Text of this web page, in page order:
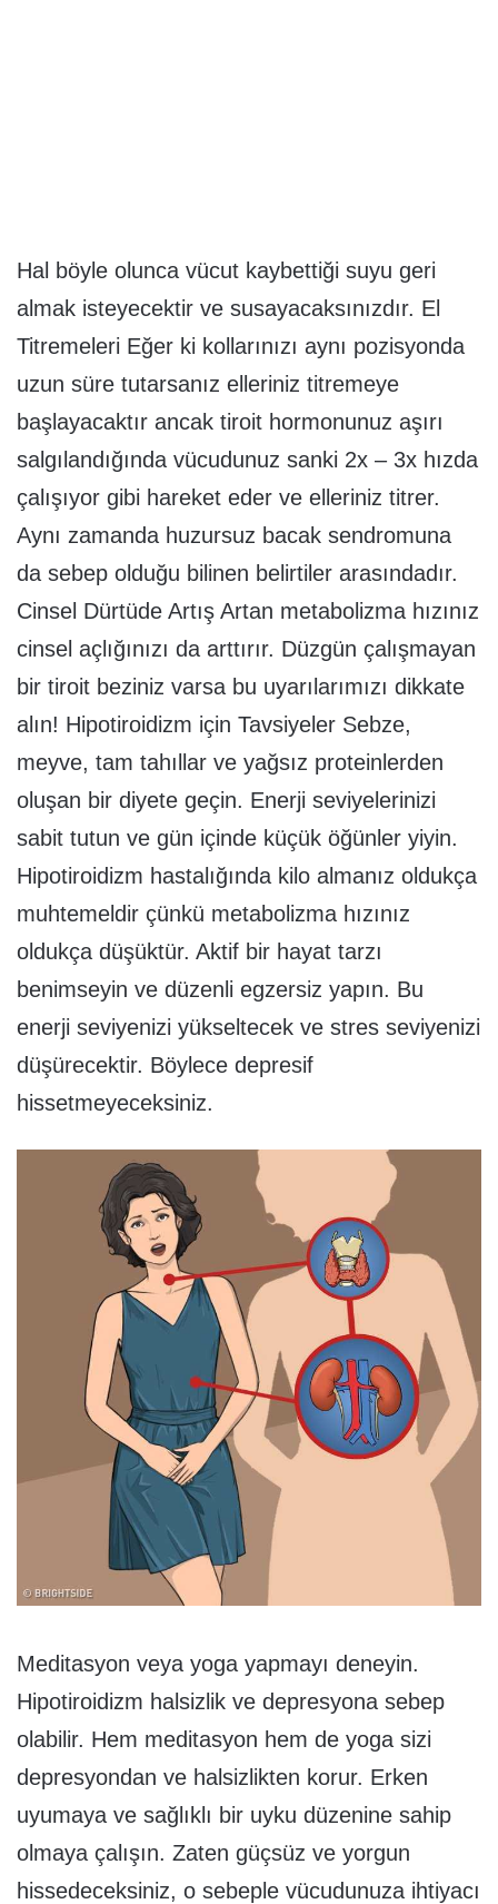
Hal böyle olunca vücut kaybettiği suyu geri
almak isteyecektir ve susayacaksınızdır. El
Titremeleri Eğer ki kollarınızı aynı pozisyonda
uzun süre tutarsanız elleriniz titremeye
başlayacaktır ancak tiroit hormonunuz aşırı
salgılandığında vücudunuz sanki 2x – 3x hızda
çalışıyor gibi hareket eder ve elleriniz titrer.
Aynı zamanda huzursuz bacak sendromuna
da sebep olduğu bilinen belirtiler arasındadır.
Cinsel Dürtüde Artış Artan metabolizma hızınız
cinsel açlığınızı da arttırır. Düzgün çalışmayan
bir tiroit beziniz varsa bu uyarılarımızı dikkate
alın! Hipotiroidizm için Tavsiyeler Sebze,
meyve, tam tahıllar ve yağsız proteinlerden
oluşan bir diyete geçin. Enerji seviyelerinizi
sabit tutun ve gün içinde küçük öğünler yiyin.
Hipotiroidizm hastalığında kilo almanız oldukça
muhtemeldir çünkü metabolizma hızınız
oldukça düşüktür. Aktif bir hayat tarzı
benimseyin ve düzenli egzersiz yapın. Bu
enerji seviyenizi yükseltecek ve stres seviyenizi
düşürecektir. Böylece depresif
hissetmeyeceksiniz.
Meditasyon veya yoga yapmayı deneyin.
Hipotiroidizm halsizlik ve depresyona sebep
olabilir. Hem meditasyon hem de yoga sizi
depresyondan ve halsizlikten korur. Erken
uyumaya ve sağlıklı bir uyku düzenine sahip
olmaya çalışın. Zaten güçsüz ve yorgun
hissedeceksiniz, o sebeple vücudunuza ihtiyacı